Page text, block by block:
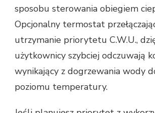
sposobu sterowania obiegiem
Opcjonalny termostat
utrzymanie priorytetu C.W.U.,
użytkownicy szybciej odczuwają
wynikający z dogrzewania wody
poziomu temperatury.